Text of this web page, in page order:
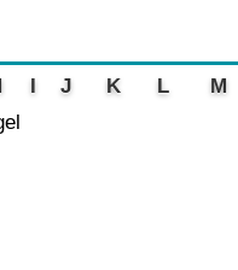
I J K L M